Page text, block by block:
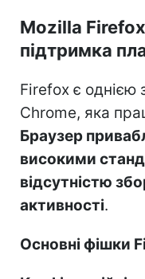
Mozilla
підтримка
Firefox є однією
Chrome, яка
Браузер
високими
відсутністю
активності.
Основні фішки